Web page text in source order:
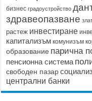
бизнес градоустройство
здравеопазване
растеж инвестиране
капитализъм комунизъм
образование парична
пенсионна система
свободен пазар
централни банки